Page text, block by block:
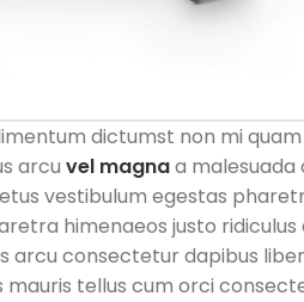
dictumst non mi
arcu vel magnaa malesuada
vestibulum egestas
himenaeos justo ridiculus
arcu consectetur dapibus
tellus cum orci